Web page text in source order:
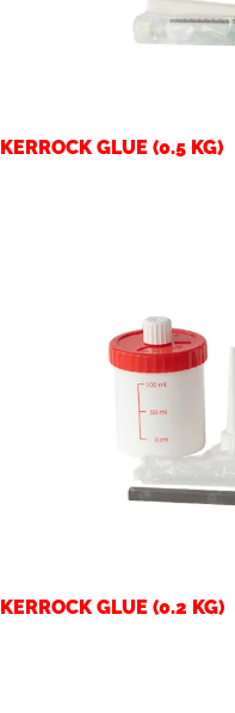
KERROCK GLUE (0.5 KG)
KERROCK GLUE (0.2 KG)